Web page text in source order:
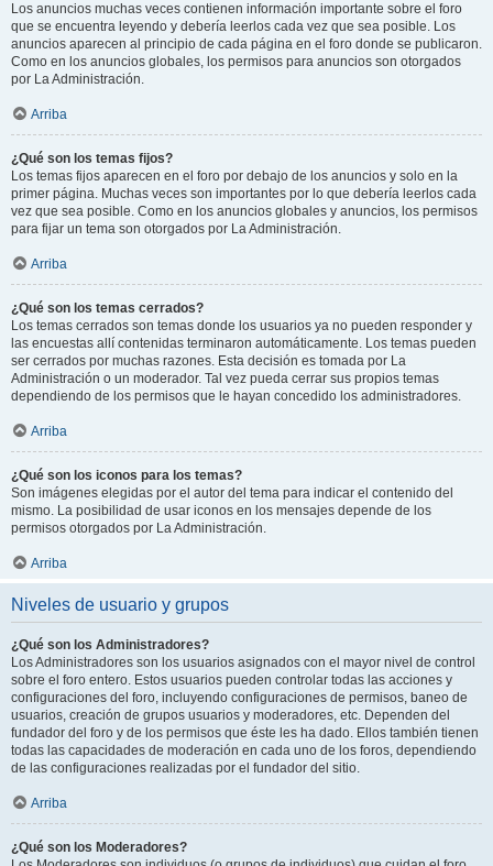
Los anuncios muchas veces contienen información importante sobre el foro
que se encuentra leyendo y debería leerlos cada vez que sea posible. Los
anuncios aparecen al principio de cada página en el foro donde se publicaron.
Como en los anuncios globales, los permisos para anuncios son otorgados
por La Administración.
Arriba
¿Qué son los temas fijos?
Los temas fijos aparecen en el foro por debajo de los anuncios y solo en la
primer página. Muchas veces son importantes por lo que debería leerlos cada
vez que sea posible. Como en los anuncios globales y anuncios, los permisos
para fijar un tema son otorgados por La Administración.
Arriba
¿Qué son los temas cerrados?
Los temas cerrados son temas donde los usuarios ya no pueden responder y
las encuestas allí contenidas terminaron automáticamente. Los temas pueden
ser cerrados por muchas razones. Esta decisión es tomada por La
Administración o un moderador. Tal vez pueda cerrar sus propios temas
dependiendo de los permisos que le hayan concedido los administradores.
Arriba
¿Qué son los iconos para los temas?
Son imágenes elegidas por el autor del tema para indicar el contenido del
mismo. La posibilidad de usar iconos en los mensajes depende de los
permisos otorgados por La Administración.
Arriba
Niveles de usuario y grupos
¿Qué son los Administradores?
Los Administradores son los usuarios asignados con el mayor nivel de control
sobre el foro entero. Estos usuarios pueden controlar todas las acciones y
configuraciones del foro, incluyendo configuraciones de permisos, baneo de
usuarios, creación de grupos usuarios y moderadores, etc. Dependen del
fundador del foro y de los permisos que éste les ha dado. Ellos también tienen
todas las capacidades de moderación en cada uno de los foros, dependiendo
de las configuraciones realizadas por el fundador del sitio.
Arriba
¿Qué son los Moderadores?